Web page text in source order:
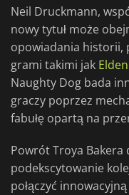
Neil Druckmann,
nowy tytuł może
opowiadania
grami takimi jak
Naughty Dog bada
graczy poprzez
fabułę opartą na
Powrót Troya Bakera
podekscytowanie
połączyć